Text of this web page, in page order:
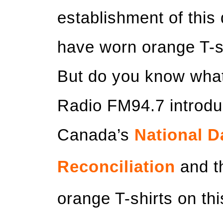
establishment of this
have worn orange
But do you know
Radio FM94.7
Canada’s National
Reconciliation and
orange T-shirts on